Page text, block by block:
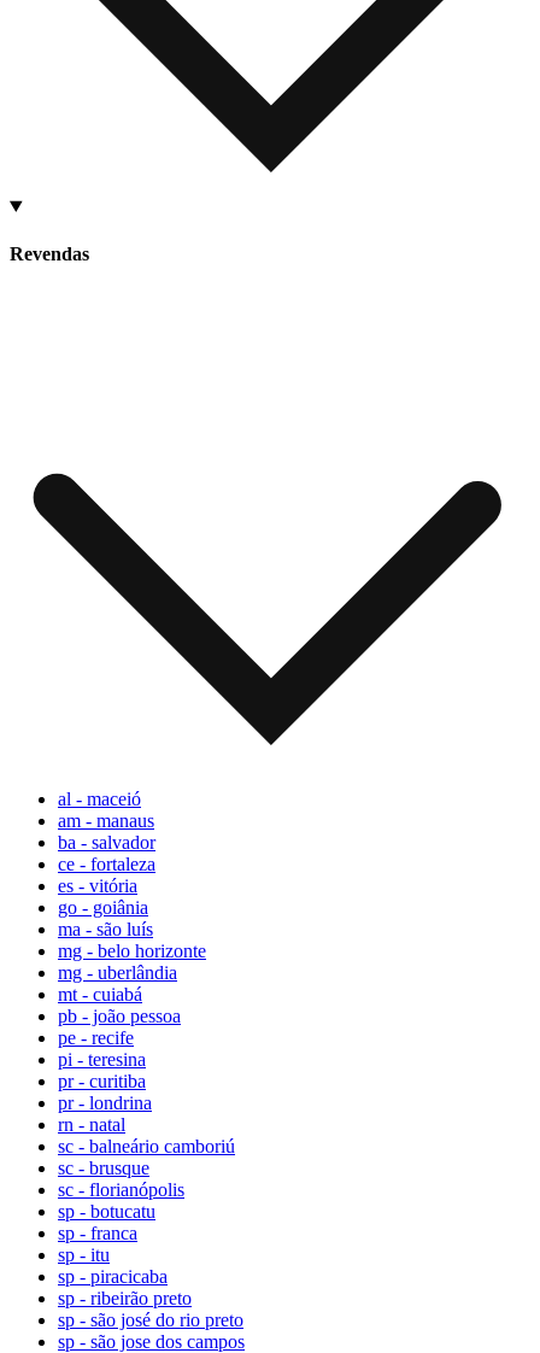
Revendas
al - maceió
am - manaus
ba - salvador
ce - fortaleza
es - vitória
go - goiânia
ma - são luís
mg - belo horizonte
mg - uberlândia
mt - cuiabá
pb - joão pessoa
pe - recife
pi - teresina
pr - curitiba
pr - londrina
rn - natal
sc - balneário camboriú
sc - brusque
sc - florianópolis
sp - botucatu
sp - franca
sp - itu
sp - piracicaba
sp - ribeirão preto
sp - são josé do rio preto
sp - são jose dos campos